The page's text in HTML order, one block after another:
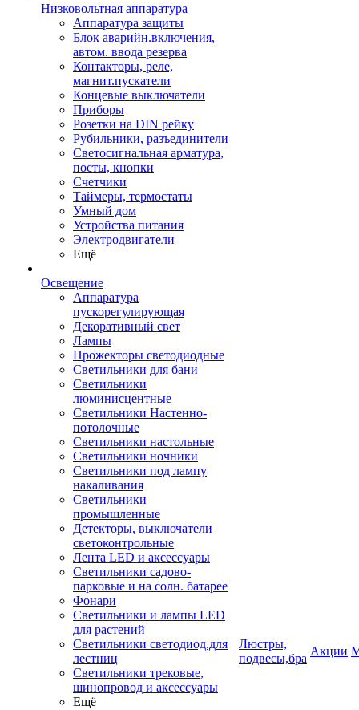
Низковольтная аппаратура
Аппаратура защиты
Блок аварийн.включения,
автом. ввода резерва
Контакторы, реле,
магнит.пускатели
Концевые выключатели
Приборы
Розетки на DIN рейку
Рубильники, разъединители
Светосигнальная арматура,
посты, кнопки
Счетчики
Таймеры, термостаты
Умный дом
Устройства питания
Электродвигатели
Ещё
Освещение
Аппаратура
пускорегулирующая
Декоративный свет
Лампы
Прожекторы светодиодные
Светильники для бани
Светильники
люминисцентные
Светильники Настенно-
потолочные
Светильники настольные
Светильники ночники
Светильники под лампу
накаливания
Светильники
промышленные
Детекторы, выключатели
светоконтрольные
Лента LED и аксессуары
Светильники садово-
парковые и на солн. батарее
Фонари
Светильники и лампы LED
для растений
Светильники светодиод.для
лестниц
Светильники трековые,
шинопровод и аксессуары
Ещё
Люстры,
подвесы,бра
Акции